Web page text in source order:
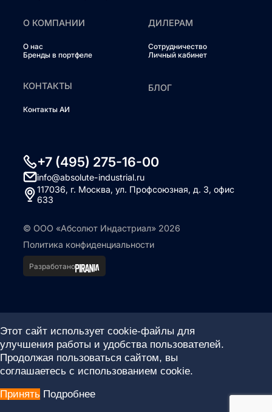
О КОМПАНИИ
О нас
Бренды в портфеле
ДИЛЕРАМ
Сотрудничество
Личный кабинет
КОНТАКТЫ
Контакты АИ
БЛОГ
+7 (495) 275-16-00
info@absolute-industrial.ru
117036, г. Москва, ул. Профсоюзная, д. 3, офис
633
© ООО «Абсолют Индастриал» 2026
Политика конфиденциальности
Разработано
Этот сайт использует cookie-файлы для
улучшения работы и удобства пользователей.
Продолжая пользоваться сайтом, вы
соглашаетесь с использованием cookie.
Принять Подробнее